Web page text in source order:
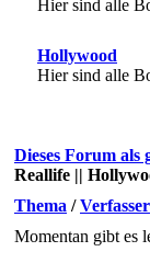
Hier sind alle
Hollywood
Hier sind alle
Dieses Forum als
Reallife ||
Thema /Verfasser
Momentan gibt es